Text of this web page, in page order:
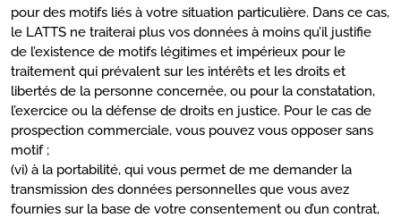
pour des motifs liés à votre situation particulière. Dans ce cas,
le LATTS ne traiterai plus vos données à moins qu’il justifie
de l’existence de motifs légitimes et impérieux pour le
traitement qui prévalent sur les intérêts et les droits et
libertés de la personne concernée, ou pour la constatation,
l’exercice ou la défense de droits en justice. Pour le cas de
prospection commerciale, vous pouvez vous opposer sans
motif ;
(vi) à la portabilité, qui vous permet de me demander la
transmission des données personnelles que vous avez
fournies sur la base de votre consentement ou d’un contrat,